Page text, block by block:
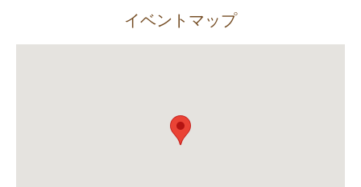
イベントマップ